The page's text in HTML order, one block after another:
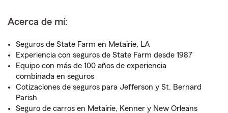
Acerca de mí:
Seguros de State Farm en Metairie, LA
Experiencia con seguros de State Farm desde 1987
Equipo con más de 100 años de experiencia
combinada en seguros
Cotizaciones de seguros para Jefferson y St. Bernard
Parish
Seguro de carros en Metairie, Kenner y New Orleans